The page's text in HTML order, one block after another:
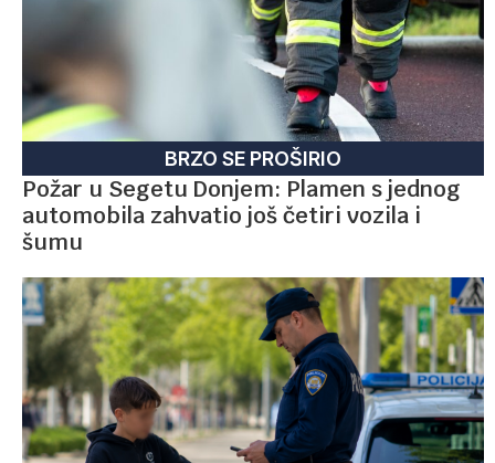
BRZO SE PROŠIRIO
Požar u Segetu Donjem: Plamen s jednog
automobila zahvatio još četiri vozila i
šumu